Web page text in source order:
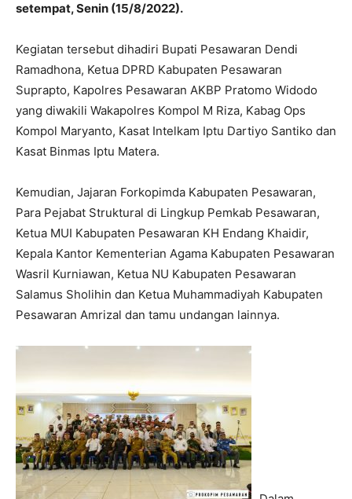
setempat, Senin (15/8/2022).
Kegiatan tersebut dihadiri Bupati Pesawaran Dendi
Ramadhona, Ketua DPRD Kabupaten Pesawaran
Suprapto, Kapolres Pesawaran AKBP Pratomo Widodo
yang diwakili Wakapolres Kompol M Riza, Kabag Ops
Kompol Maryanto, Kasat Intelkam Iptu Dartiyo Santiko dan
Kasat Binmas Iptu Matera.
Kemudian, Jajaran Forkopimda Kabupaten Pesawaran,
Para Pejabat Struktural di Lingkup Pemkab Pesawaran,
Ketua MUI Kabupaten Pesawaran KH Endang Khaidir,
Kepala Kantor Kementerian Agama Kabupaten Pesawaran
Wasril Kurniawan, Ketua NU Kabupaten Pesawaran
Salamus Sholihin dan Ketua Muhammadiyah Kabupaten
Pesawaran Amrizal dan tamu undangan lainnya.